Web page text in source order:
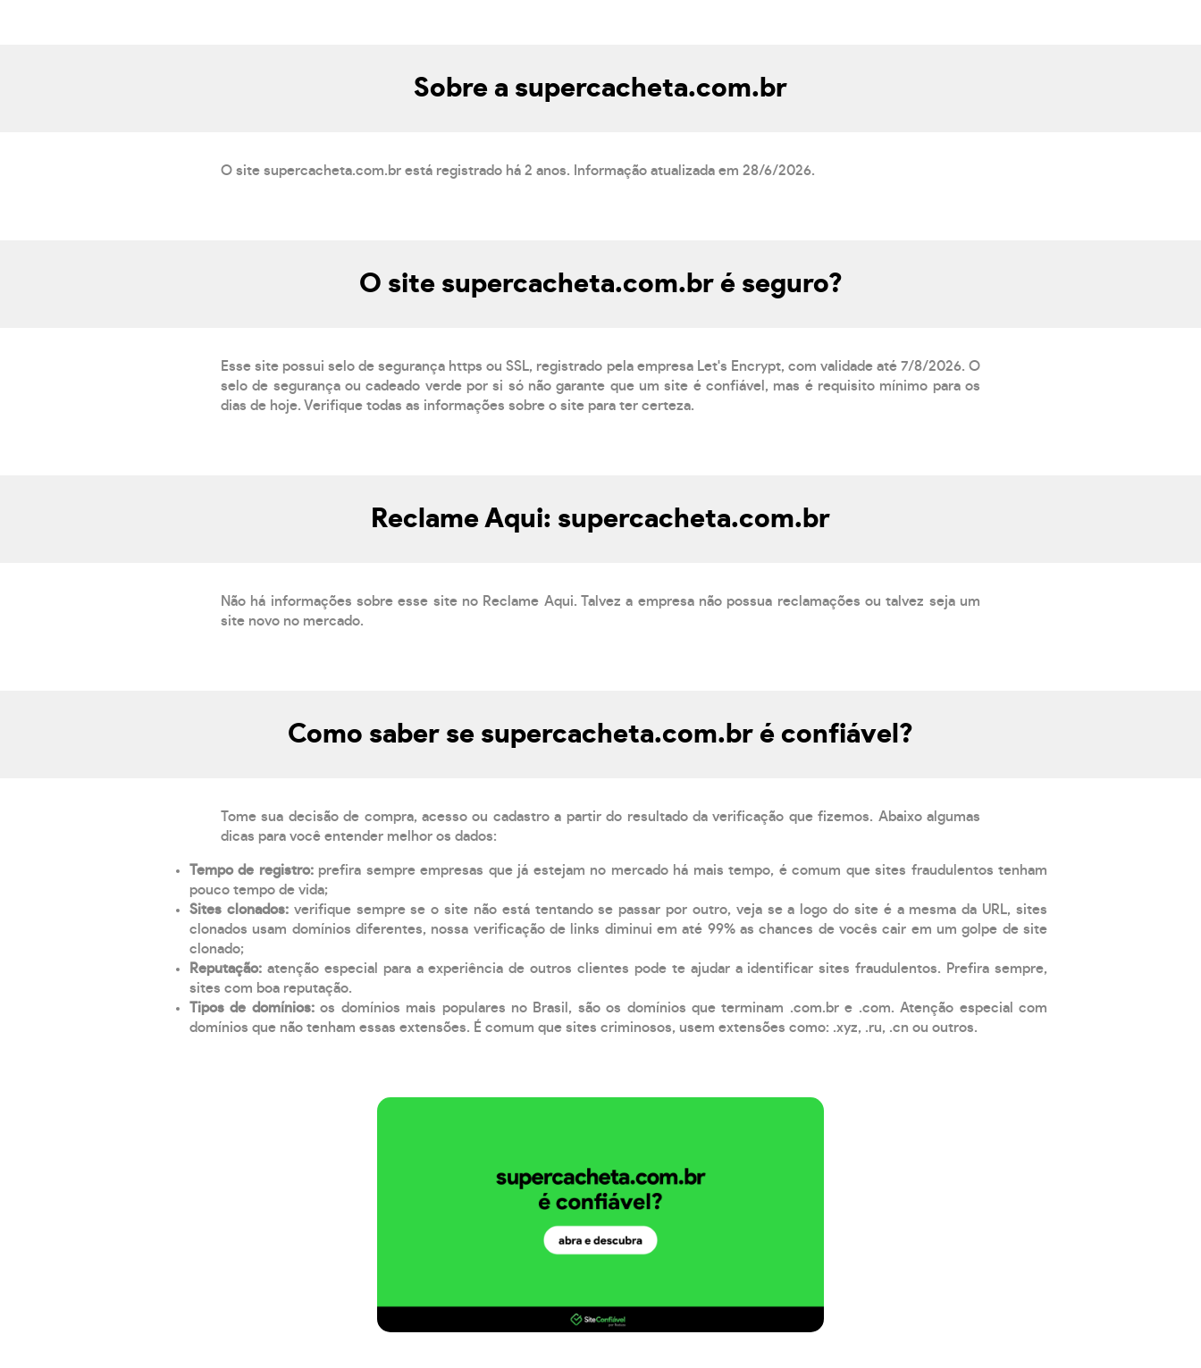
Sobre a supercacheta.com.br
O site supercacheta.com.br está registrado há 2 anos. Informação atualizada em 28/6/2026.
O site supercacheta.com.br é seguro?
Esse site possui selo de segurança https ou SSL, registrado pela empresa Let's Encrypt, com validade até 7/8/2026. O
selo de segurança ou cadeado verde por si só não garante que um site é confiável, mas é requisito mínimo para os
dias de hoje. Verifique todas as informações sobre o site para ter certeza.
Reclame Aqui: supercacheta.com.br
Não há informações sobre esse site no Reclame Aqui. Talvez a empresa não possua reclamações ou talvez seja um
site novo no mercado.
Como saber se supercacheta.com.br é confiável?
Tome sua decisão de compra, acesso ou cadastro a partir do resultado da verificação que fizemos. Abaixo algumas
dicas para você entender melhor os dados:
Tempo de registro: prefira sempre empresas que já estejam no mercado há mais tempo, é comum que sites fraudulentos tenham
pouco tempo de vida;
Sites clonados: verifique sempre se o site não está tentando se passar por outro, veja se a logo do site é a mesma da URL, sites
clonados usam domínios diferentes, nossa verificação de links diminui em até 99% as chances de vocês cair em um golpe de site
clonado;
Reputação: atenção especial para a experiência de outros clientes pode te ajudar a identificar sites fraudulentos. Prefira sempre,
sites com boa reputação.
Tipos de domínios:os domínios mais populares no Brasil, são os domínios que terminam .com.br e .com. Atenção especial com
domínios que não tenham essas extensões. É comum que sites criminosos, usem extensões como: .xyz, .ru, .cn ou outros.